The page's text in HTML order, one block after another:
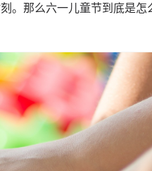
。那么六一儿童节到底是